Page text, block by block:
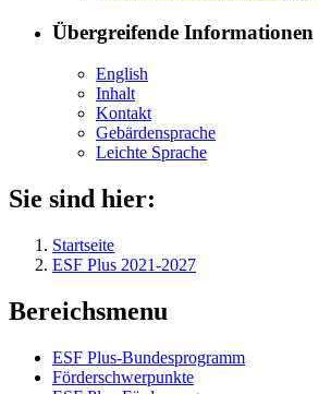
Übergreifende Informationen
English
In­halt
Kon­takt
Ge­bär­den­spra­che
Leich­te Spra­che
Sie sind hier:
Startseite
ESF Plus 2021-2027
Bereichsmenu
ESF Plus-Bun­des­pro­gramm
För­der­schwer­punk­te